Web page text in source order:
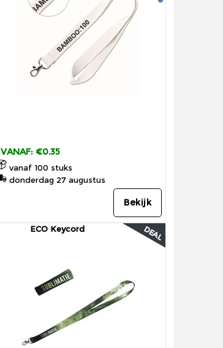
VANAF: €0.35
vanaf 100 stuks
donderdag 27 augustus
Bekijk
DEAL
ECO Keycord